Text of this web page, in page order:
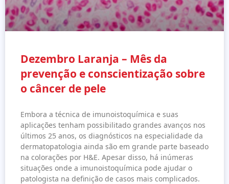
Dezembro Laranja – Mês da
prevenção e conscientização sobre
o câncer de pele
Embora a técnica de imunoistoquímica e suas
aplicações tenham possibilitado grandes avanços nos
últimos 25 anos, os diagnósticos na especialidade da
dermatopatologia ainda são em grande parte baseado
na colorações por H&E. Apesar disso, há inúmeras
situações onde a imunoistoquímica pode ajudar o
patologista na definição de casos mais complicados.